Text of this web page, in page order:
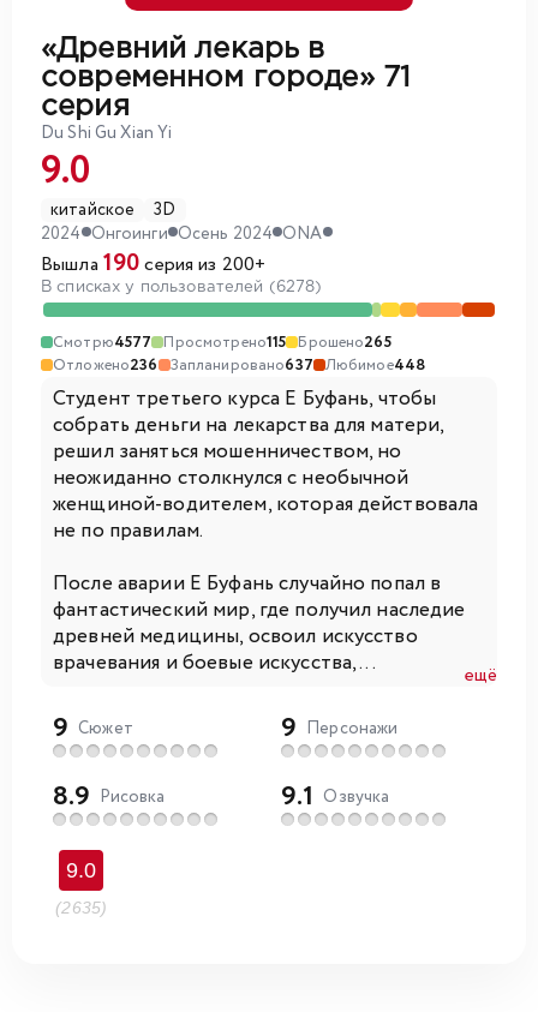
«Древний лекарь в
современном городе»71
серия
Du Shi Gu Xian Yi
9.0
китайское
3D
2024 Онгоинги Осень 2024 ONA
Вышла 190серия из 200+
В списках у пользователей (6278)
Смотрю4577 Просмотрено115 Брошено265
Отложено236 Запланировано637 Любимое448
Студент третьего курса Е Буфань, чтобы
собрать деньги на лекарства для матери,
решил заняться мошенничеством, но
неожиданно столкнулся с необычной
женщиной-водителем, которая действовала
не по правилам.
После аварии Е Буфань случайно попал в
фантастический мир, где получил наследие
древней медицины, освоил искусство
врачевания и боевые искусства, ...
ещё
9 Сюжет 9 Персонажи
8.9 Рисовка 9.1 Озвучка
9.0
(2635)